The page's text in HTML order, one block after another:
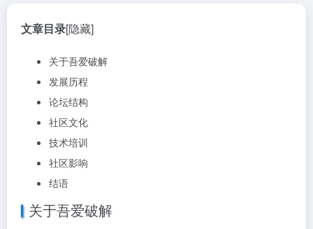
文章目录[隐藏]
关于吾爱破解
发展历程
论坛结构
社区文化
技术培训
社区影响
结语
关于吾爱破解